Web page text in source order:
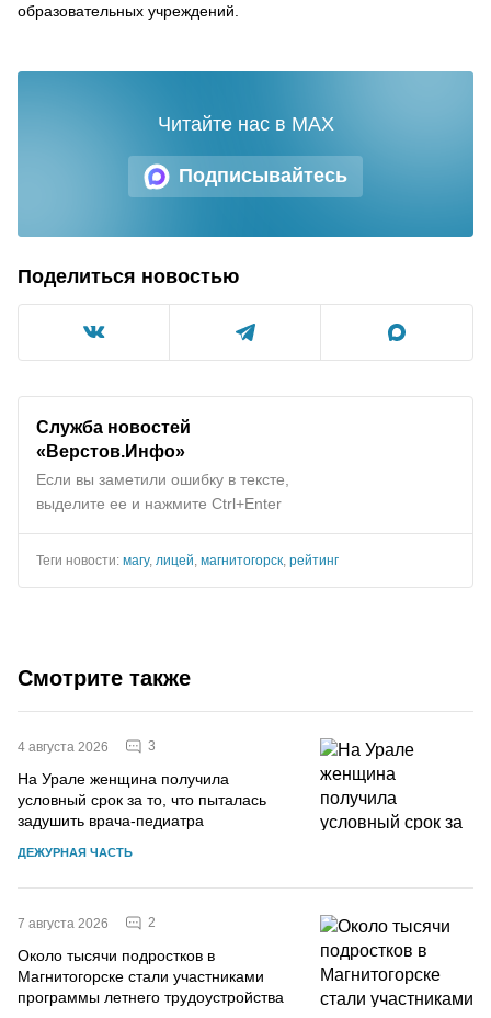
образовательных учреждений.
Подписывайтесь
Читайте нас в MAX
Поделиться новостью
Служба новостей
«Верстов.Инфо»
Если вы заметили ошибку в тексте,
выделите ее и нажмите Ctrl+Enter
Теги новости: магу, лицей магнитогорск рейтинг
Смотрите также
4 августа 2026 3
На Урале женщина получила
условный срок за то, что пыталась
задушить врача-педиатра
ДЕЖУРНАЯ ЧАСТЬ
7 августа 2026 2
Около тысячи подростков в
Магнитогорске стали участниками
программы летнего трудоустройства